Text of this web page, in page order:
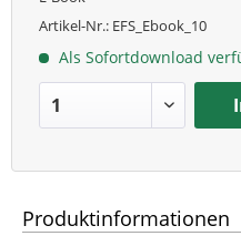
Artikel-Nr.: EFS_Ebook_10
Als Sofortdownload
Produktinformationen